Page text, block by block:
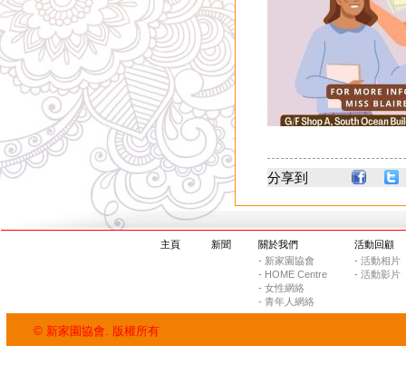
分享到
主頁 新聞
關於我們
- 新家園協會
- HOME Centre
- 女性網絡
- 青年人網絡
活動回顧
- 活動相片
- 活動影片
© 新家園協會. 版權所有